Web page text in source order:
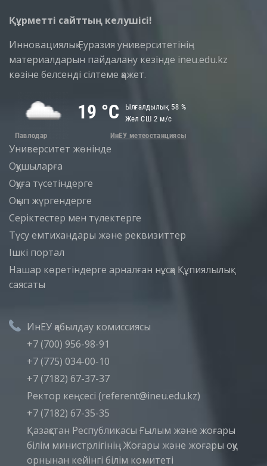
Құрметті сайттың келушісі!
Инновациялық Еуразия университетінің
материалдарын пайдалану кезінде ineu.edu.kz
көзіне белсенді сілтеме қажет.
Университет жөнінде
Оқушыларға
Оқуға түсетіндерге
Оқып жүргендерге
Серіктестер мен түлектерге
Түсу емтихандары және реквизиттер
Iшкi портал
Нашар көретіндерге арналған нұсқа Құпиялылық
саясаты
ИнЕУ қабылдау комиссиясы
+7 (700) 956-98-91
+7 (775) 034-00-10
+7 (7182) 67-37-37
Ректор кеңсесі (referent@ineu.edu.kz)
+7 (7182) 67-35-35
Қазақстан Республикасы Ғылым және жоғары
білім министрлігінің Жоғары және жоғары оқу
орнынан кейінгі білім комитеті